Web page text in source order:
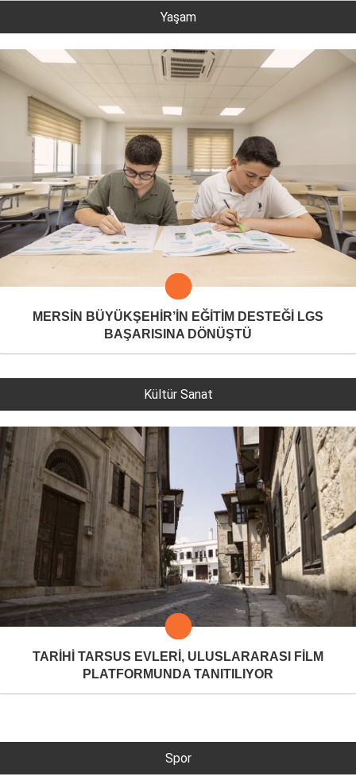
Yaşam
MERSİN BÜYÜKŞEHİR’İN EĞİTİM DESTEĞİ LGS
BAŞARISINA DÖNÜŞTÜ
Kültür Sanat
TARİHİ TARSUS EVLERİ, ULUSLARARASI FİLM
PLATFORMUNDA TANITILIYOR
Spor